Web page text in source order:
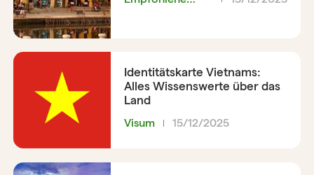
Identitätskarte Vietnams:
Alles Wissenswerte über das
Land
Visum 15/12/2025